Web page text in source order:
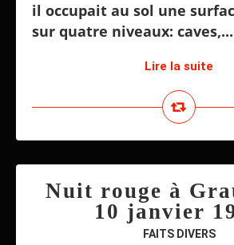
il occupait au sol une
sur quatre niveaux: caves,...
Lire la suite
Nuit rouge à
10 janvier
FAITS DIVERS